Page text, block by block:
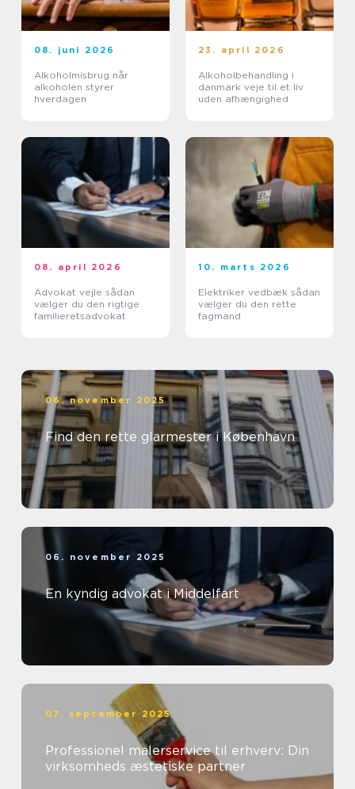
08. juni 2026
Alkoholmisbrug når
alkoholen styrer
hverdagen
23. april 2026
Alkoholbehandling i
danmark veje til et liv
uden afhængighed
08. april 2026
Advokat vejle sådan
vælger du den rigtige
familieretsadvokat
10. marts 2026
Elektriker vedbæk sådan
vælger du den rette
fagmand
06. november 2025
Find den rette glarmester i København
06. november 2025
En kyndig advokat i Middelfart
07. september 2025
Professionel malerservice til erhverv: Din
virksomheds æstetiske partner